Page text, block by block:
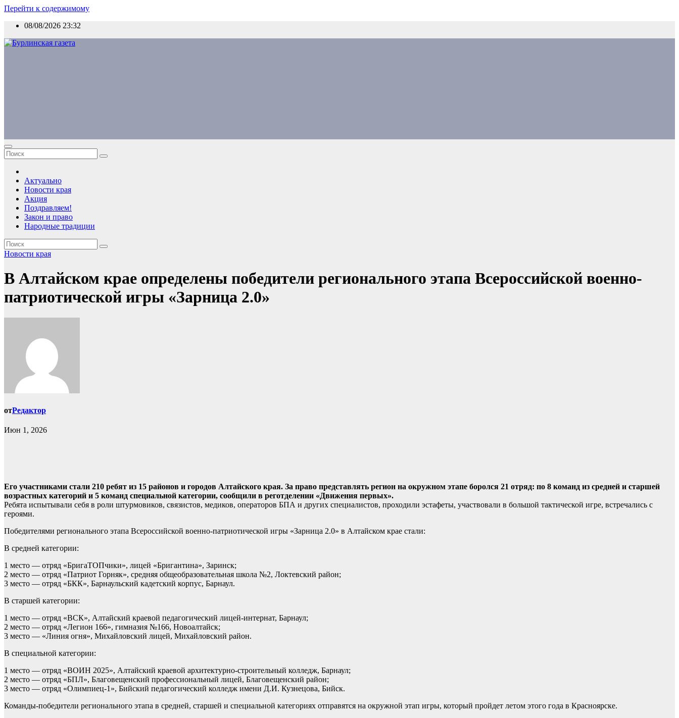
Перейти к содержимому
08/08/2026 23:32
Актуально
Новости края
Акция
Поздравляем!
Закон и право
Народные традиции
Новости края
В Алтайском крае определены победители регионального этапа Всероссийской военно-
патриотической игры «Зарница 2.0»
отРедактор
Июн 1, 2026
Его участниками стали 210 ребят из 15 районов и городов Алтайского края. За право представлять регион на окружном этапе боролся 21 отряд: по 8 команд из средней и старшей
возрастных категорий и 5 команд специальной категории, сообщили в реготделении «Движения первых».
Ребята испытывали себя в роли штурмовиков, связистов, медиков, операторов БПА и других специалистов, проходили эстафеты, участвовали в большой тактической игре, встречались с
героями.
Победителями регионального этапа Всероссийской военно-патриотической игры «Зарница 2.0» в Алтайском крае стали:
В средней категории:
1 место — отряд «БригаТОПчики», лицей «Бригантина», Заринск;
2 место — отряд «Патриот Горняк», средняя общеобразовательная школа №2, Локтевский район;
3 место — отряд «БКК», Барнаульский кадетский корпус, Барнаул.
В старшей категории:
1 место — отряд «ВСК», Алтайский краевой педагогический лицей-интернат, Барнаул;
2 место — отряд «Легион 166», гимназия №166, Новоалтайск;
3 место — «Линия огня», Михайловский лицей, Михайловский район.
В специальной категории:
1 место — отряд «ВОИН 2025», Алтайский краевой архитектурно-строительный колледж, Барнаул;
2 место — отряд «БПЛ», Благовещенский профессиональный лицей, Благовещенский район;
3 место — отряд «Олимпиец-1», Бийский педагогический колледж имени Д.И. Кузнецова, Бийск.
Команды-победители регионального этапа в средней, старшей и специальной категориях отправятся на окружной этап игры, который пройдет летом этого года в Красноярске.